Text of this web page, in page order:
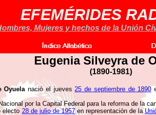
EFEMÉRIDES
Mujeres y hechos de la Unión
Eugenia Silveyra de
(1890-1981)
Oyuelanació el jueves25 de septiembre de 1890
por la Capital Federal para la reforma de la
electo 28 de julio de 1957en representación de la